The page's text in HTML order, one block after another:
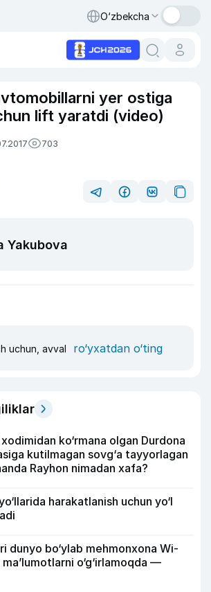
O‘zbekcha
yer ostiga
lift yaratdi (video)
703
Yakubova
uchun, avval ro‘yxatdan o‘ting
ko‘rmana olgan Durdona
kutilmagan sovg‘a tayyorlagan
Rayhon nimadan xafa?
harakatlanish uchun yo‘l
dunyo bo‘ylab mehmonxona Wi-
o‘g‘irlamoqda —